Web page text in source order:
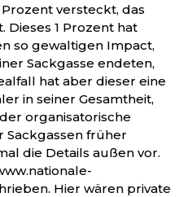
versteckt, das
Dieses 1 Prozent hat
so gewaltigen Impact,
Sackgasse endeten,
hat aber dieser eine
in seiner Gesamtheit,
organisatorische
Sackgassen früher
die Details außen vor.
Hier wären private